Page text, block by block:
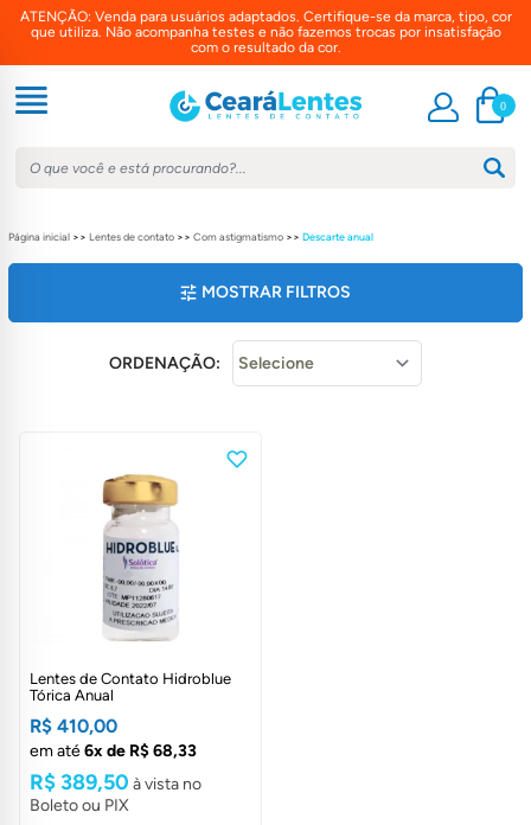
ATENÇÃO: Venda para usuários adaptados. Certifique-se da marca, tipo, cor
que utiliza. Não acompanha testes e não fazemos trocas por insatisfação
com o resultado da cor.
0
COM ASTIGMATISMO
LIMPAR FILTROS
Página inicial >> Lentes de contato >> Com astigmatismo >> Descarte anual
MOSTRAR FILTROS
ORDENAÇÃO:
Lentes de Contato Hidroblue
Tórica Anual
R$ 410,00
em até6x de R$ 68,33
R$ 389,50